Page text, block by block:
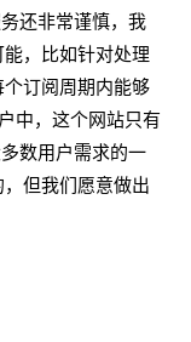
还非常谨慎，我
，比如针对处理
订阅周期内能够
中，这个网站只有
数用户需求的一
但我们愿意做出